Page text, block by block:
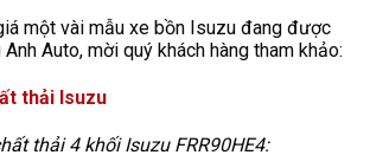
một vài mẫu xe bồn Isuzu đang được
Auto, mời quý khách hàng tham khảo:
thải Isuzu
thải 4 khối Isuzu FRR90HE4: